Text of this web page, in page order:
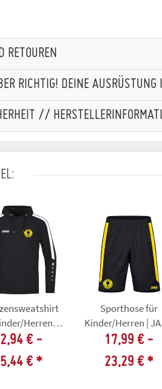
RETOUREN
RICHTIG! DEINE AUSRÜSTUNG
//
Herren |
Power |
weiß |
SV
€ -
€ *
Sporthose für
Kinder/Herren |
Power |
schwarz/citro |
Sprötauer SV
17,99 € -
23,29 € *